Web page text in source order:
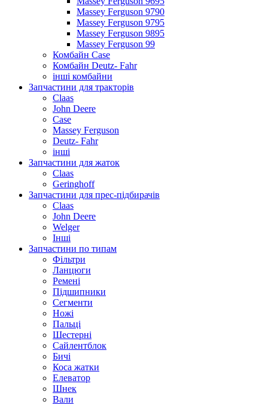
Massey Ferguson 9790
Massey Ferguson 9795
Massey Ferguson 9895
Massey Ferguson 99
Комбайн Case
Комбайн Deutz- Fahr
інші комбайни
Запчастини для тракторів
Claas
John Deere
Case
Massey Ferguson
Deutz- Fahr
інші
Запчастини для жаток
Claas
Geringhoff
Запчастини для прес-підбирачів
Claas
John Deere
Welger
Інші
Запчастини по типам
Фільтри
Ланцюги
Ремені
Підшипники
Сегменти
Ножі
Пальці
Шестерні
Сайлентблок
Бичі
Коса жатки
Елеватор
Шнек
Вали